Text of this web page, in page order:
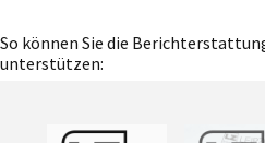
So können Sie die
unterstützen: